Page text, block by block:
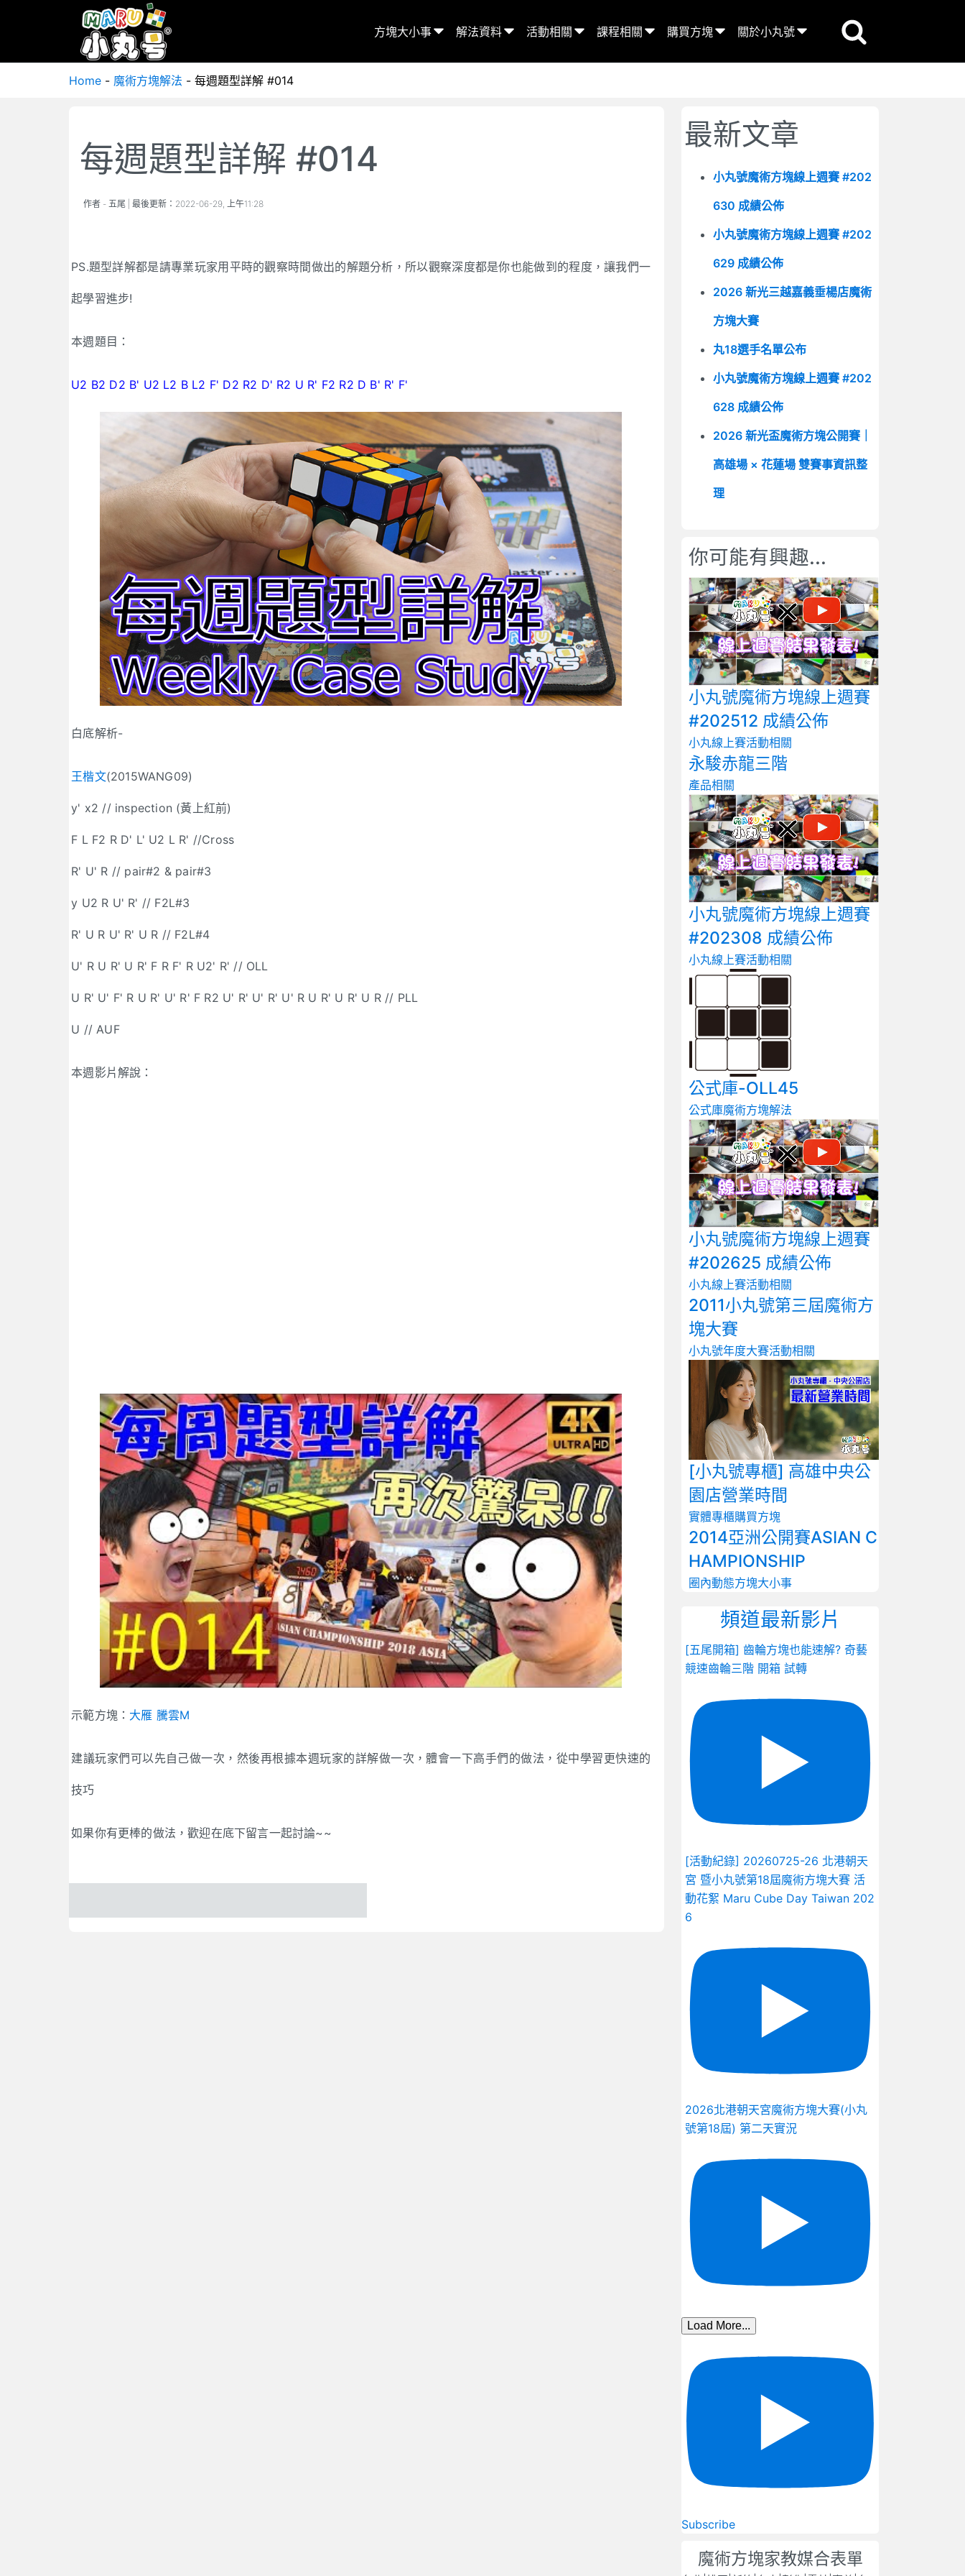
方塊大小事 解法資料 活動相關 課程相關 購買方塊 關於小丸號
Home - 魔術方塊解法 - 每週題型詳解 #014
每週題型詳解 #014
作者 - 五尾 | 最後更新： 2022-06-29, 上午11:28
PS.題型詳解都是請專業玩家用平時的觀察時間做出的解題分析，所以觀察深度都是你也能做到的程度，讓我們一
起學習進步!
本週題目：
U2 B2 D2 B' U2 L2 B L2 F' D2 R2 D' R2 U R' F2 R2 D B' R' F'
白底解析-
王楷文(2015WANG09)
y' x2 // inspection (黃上紅前)
F L F2 R D' L' U2 L R' //Cross
R' U' R // pair#2 & pair#3
y U2 R U' R' // F2L#3
R' U R U' R' U R // F2L#4
U' R U R' U R' F R F' R U2' R' // OLL
U R' U' F' R U R' U' R' F R2 U' R' U' R' U' R U R' U R' U R // PLL
U // AUF
本週影片解說：
示範方塊： 大雁 騰雲M
建議玩家們可以先自己做一次，然後再根據本週玩家的詳解做一次，體會一下高手們的做法，從中學習更快速的
技巧
如果你有更棒的做法，歡迎在底下留言一起討論~~
最新文章
小丸號魔術方塊線上週賽 #202
630 成績公佈
小丸號魔術方塊線上週賽 #202
629 成績公佈
2026 新光三越嘉義垂楊店魔術
方塊大賽
丸18選手名單公布
小丸號魔術方塊線上週賽 #202
628 成績公佈
2026 新光盃魔術方塊公開賽｜
高雄場 × 花蓮場 雙賽事資訊整
理
你可能有興趣...
小丸號魔術方塊線上週賽
#202512 成績公佈
小丸線上賽活動相關
永駿赤龍三階
產品相關
小丸號魔術方塊線上週賽
#202308 成績公佈
小丸線上賽活動相關
公式庫-OLL45
公式庫魔術方塊解法
小丸號魔術方塊線上週賽
#202625 成績公佈
小丸線上賽活動相關
2011小丸號第三屆魔術方
塊大賽
小丸號年度大賽活動相關
[小丸號專櫃] 高雄中央公
園店營業時間
實體專櫃購買方塊
2014亞洲公開賽ASIAN C
HAMPIONSHIP
圈內動態方塊大小事
頻道最新影片
[五尾開箱] 齒輪方塊也能速解? 奇藝
競速齒輪三階 開箱 試轉
[活動紀錄] 20260725-26 北港朝天
宮 暨小丸號第18屆魔術方塊大賽 活
動花絮 Maru Cube Day Taiwan 202
6
2026北港朝天宮魔術方塊大賽(小丸
號第18屆) 第二天實況
Load More...
Subscribe
魔術方塊家教媒合表單